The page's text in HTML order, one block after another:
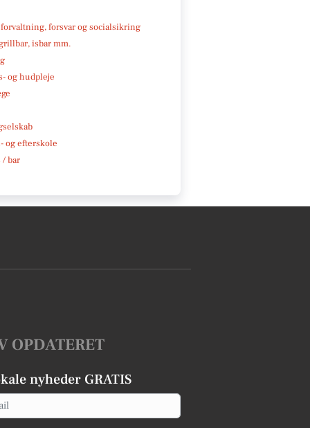
forsvar og socialsikring
isbar mm.
og hudpleje
og efterskole
bar
OPDATERET
nyheder GRATIS